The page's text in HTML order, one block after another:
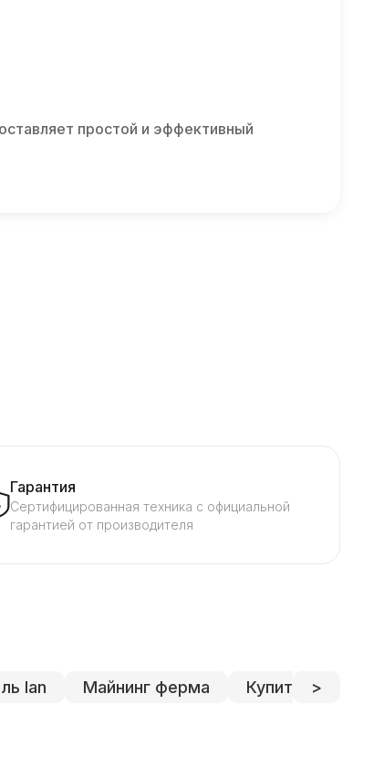
простой и эффективный
Гарантия
Сертифицированная техника с официальной
гарантией от производителя
lan Майнинг ферма Купить майнер
>